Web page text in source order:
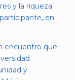
y la riqueza
en
encuentro que
y